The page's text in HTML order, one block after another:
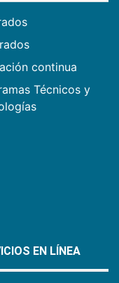
continua
Técnicos y
EN LÍNEA